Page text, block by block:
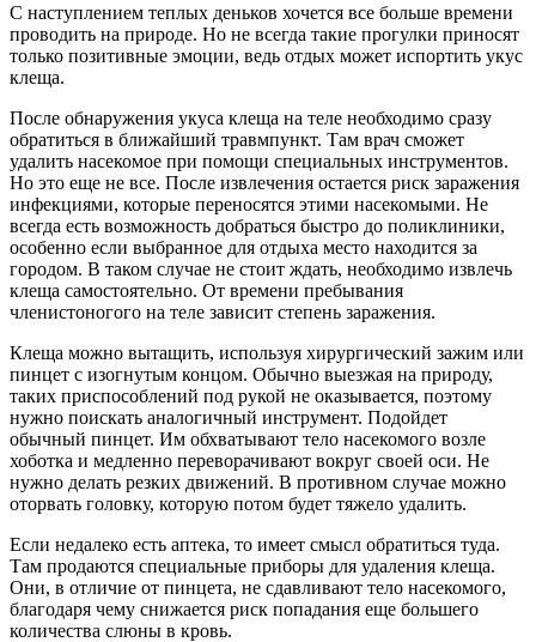
С наступлением теплых деньков хочется все больше времени
проводить на природе. Но не всегда такие прогулки приносят
только позитивные эмоции, ведь отдых может испортить укус
клеща.
После обнаружения укуса клеща на теле необходимо сразу
обратиться в ближайший травмпункт. Там врач сможет
удалить насекомое при помощи специальных инструментов.
Но это еще не все. После извлечения остается риск заражения
инфекциями, которые переносятся этими насекомыми. Не
всегда есть возможность добраться быстро до поликлиники,
особенно если выбранное для отдыха место находится за
городом. В таком случае не стоит ждать, необходимо извлечь
клеща самостоятельно. От времени пребывания
членистоногого на теле зависит степень заражения.
Клеща можно вытащить, используя хирургический зажим или
пинцет с изогнутым концом. Обычно выезжая на природу,
таких приспособлений под рукой не оказывается, поэтому
нужно поискать аналогичный инструмент. Подойдет
обычный пинцет. Им обхватывают тело насекомого возле
хоботка и медленно переворачивают вокруг своей оси. Не
нужно делать резких движений. В противном случае можно
оторвать головку, которую потом будет тяжело удалить.
Если недалеко есть аптека, то имеет смысл обратиться туда.
Там продаются специальные приборы для удаления клеща.
Они, в отличие от пинцета, не сдавливают тело насекомого,
благодаря чему снижается риск попадания еще большего
количества слюны в кровь.